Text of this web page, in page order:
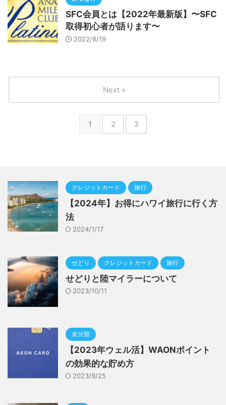
SFC会員とは【2022年最新版】〜SFC
取得初心者が語ります〜
2022/8/19
1 2 3
Next »
クレジットカード 旅行
【2024年】お得にハワイ旅行に行く方
法
2024/1/17
せどり クレジットカード 旅行
せどりと陸マイラーについて
2023/10/11
未分類
【2023年ウェル活】WAONポイント
の効果的な貯め方
2023/9/25